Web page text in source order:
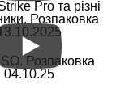
Карась
Pro та різні
Розпаковка
Розпаковка
04.10.25